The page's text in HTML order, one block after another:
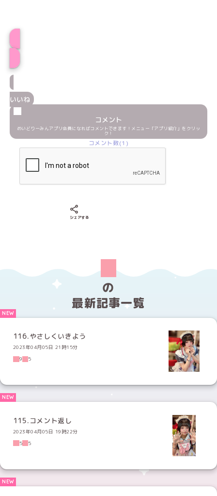
いいね
コメント
めいどりーみんアプリ会員になればコメントできます！メニュー「アプリ紹介」をクリッ
ク！
コメント数(1)
シェアする
の
最新記事一覧
116.やさしくいきよう
2023年04月05日 21時15分
9
5
115.コメント返し
2023年04月05日 19時22分
5
5